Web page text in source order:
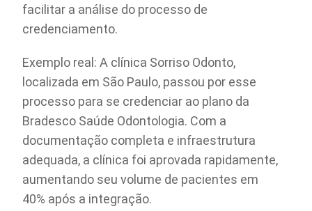
facilitar a análise do processo de
credenciamento.
Exemplo real: A clínica Sorriso Odonto,
localizada em São Paulo, passou por esse
processo para se credenciar ao plano da
Bradesco Saúde Odontologia. Com a
documentação completa e infraestrutura
adequada, a clínica foi aprovada rapidamente,
aumentando seu volume de pacientes em
40% após a integração.